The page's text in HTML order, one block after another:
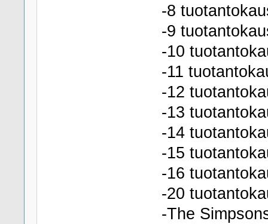
-8
-9
-10
-11
-12
-13
-14
-15
-16
-20
-The